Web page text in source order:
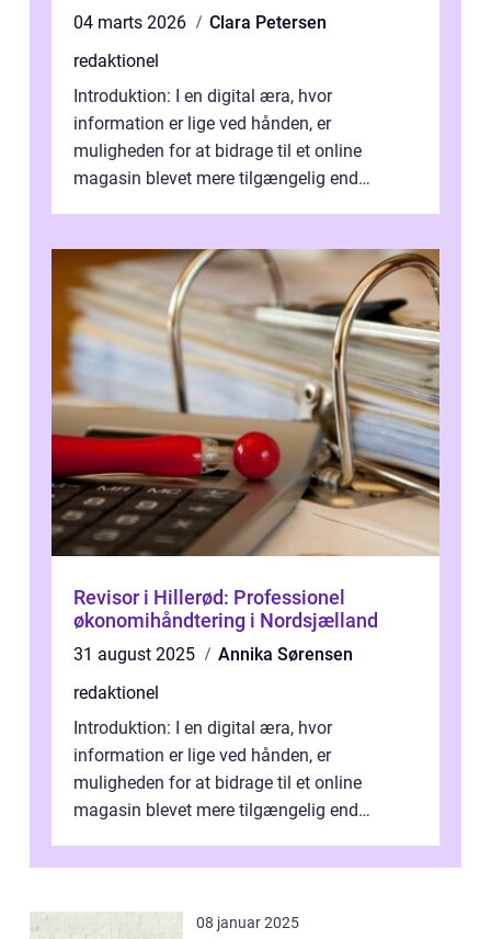
04 marts 2026
Clara Petersen
redaktionel
Introduktion: I en digital æra, hvor
information er lige ved hånden, er
muligheden for at bidrage til et online
magasin blevet mere tilgængelig end
Revisor i Hillerød: Professionel
økonomihåndtering i Nordsjælland
31 august 2025
Annika Sørensen
redaktionel
Introduktion: I en digital æra, hvor
information er lige ved hånden, er
muligheden for at bidrage til et online
magasin blevet mere tilgængelig end
magas...
08 januar 2025